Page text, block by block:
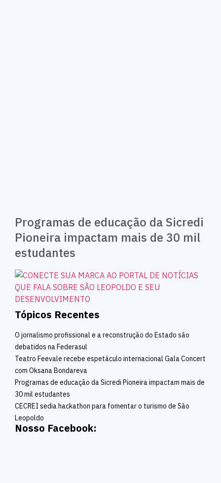
Programas de educação da Sicredi
Pioneira impactam mais de 30 mil
estudantes
Tópicos Recentes
O jornalismo profissional e a reconstrução do Estado são
debatidos na Federasul
Teatro Feevale recebe espetáculo internacional Gala Concert
com Oksana Bondareva
Programas de educação da Sicredi Pioneira impactam mais de
30 mil estudantes
CECREI sedia hackathon para fomentar o turismo de São
Leopoldo
Nosso Facebook: